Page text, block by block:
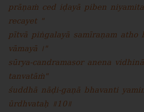
prāṇaṁ ced iḍayā piben
recayet "
pītvā piṅgalayā samīraṇam atho
vāmayā ।"
sūrya-candramasor anena
tanvatāṁ"
śuddhā nāḍi-gaṇā bhavanti
ūrdhvataḥ ॥10॥